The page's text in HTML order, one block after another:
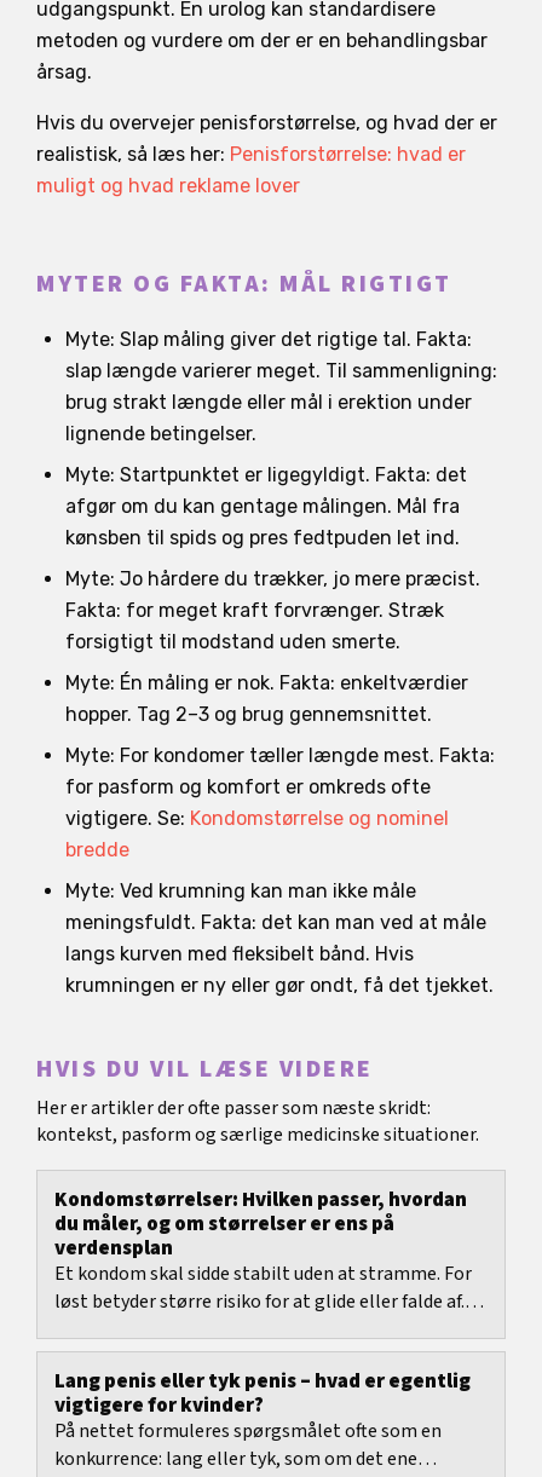
udgangspunkt. En urolog kan standardisere
metoden og vurdere om der er en behandlingsbar
årsag.
Hvis du overvejer penisforstørrelse, og hvad der er
realistisk, så læs her: Penisforstørrelse: hvad er
muligt og hvad reklame lover
MYTER OG FAKTA: MÅL RIGTIGT
Myte: Slap måling giver det rigtige tal. Fakta:
slap længde varierer meget. Til sammenligning:
brug strakt længde eller mål i erektion under
lignende betingelser.
Myte: Startpunktet er ligegyldigt. Fakta: det
afgør om du kan gentage målingen. Mål fra
kønsben til spids og pres fedtpuden let ind.
Myte: Jo hårdere du trækker, jo mere præcist.
Fakta: for meget kraft forvrænger. Stræk
forsigtigt til modstand uden smerte.
Myte: Én måling er nok. Fakta: enkeltværdier
hopper. Tag 2–3 og brug gennemsnittet.
Myte: For kondomer tæller længde mest. Fakta:
for pasform og komfort er omkreds ofte
vigtigere. Se: Kondomstørrelse og nominel
bredde
Myte: Ved krumning kan man ikke måle
meningsfuldt. Fakta: det kan man ved at måle
langs kurven med fleksibelt bånd. Hvis
krumningen er ny eller gør ondt, få det tjekket.
HVIS DU VIL LÆSE VIDERE
Her er artikler der ofte passer som næste skridt:
kontekst, pasform og særlige medicinske situationer.
Kondomstørrelser: Hvilken passer, hvordan
du måler, og om størrelser er ens på
verdensplan
Et kondom skal sidde stabilt uden at stramme. For
løst betyder større risiko for at glide eller falde af.
Lang penis eller tyk penis – hvad er egentlig
vigtigere for kvinder?
På nettet formuleres spørgsmålet ofte som en
konkurrence: lang eller tyk, som om det ene